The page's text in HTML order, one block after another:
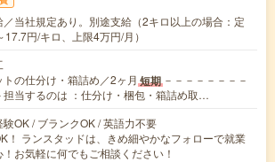
／当社規定あり。別途支給（2キロ以上の場合：定
17.7円/キロ、上限4万円/月）
トの仕分け・箱詰め／2ヶ月 短期 －－－－－－－－
担当するのは ：仕分け・梱包・箱詰め取…
OK / ブランクOK / 英語力不要
！ ランスタッドは、きめ細やかなフォローで就業
お気軽に何でもご相談ください！